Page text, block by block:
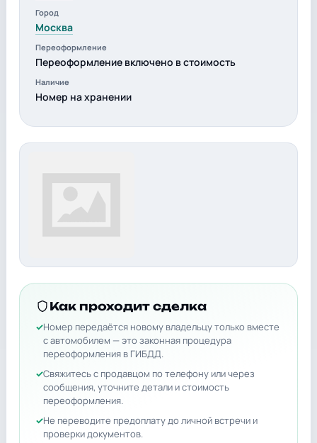
Город
Москва
Переоформление
Переоформление включено в стоимость
Наличие
Номер на хранении
Как проходит сделка
Номер передаётся новому владельцу только вместе
с автомобилем — это законная процедура
переоформления в ГИБДД.
Свяжитесь с продавцом по телефону или через
сообщения, уточните детали и стоимость
переоформления.
Не переводите предоплату до личной встречи и
проверки документов.